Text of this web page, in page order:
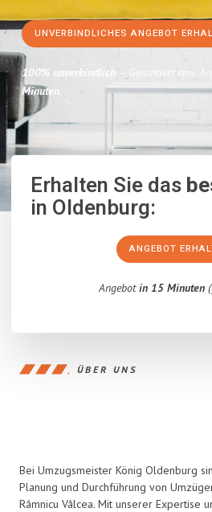
UNVERBINDLICHES ANGEBOT
100% unverbindlich – Garantiert eine
Minuten.
Erhalten Sie das
in Oldenburg:
ANGEBOT
Angebotin 15 Minuten
ÜBER UNS
Bei Umzugsmeister König Oldenburg
Planung und Durchführung von
Râmnicu Vâlcea. Mit unserer Expertise